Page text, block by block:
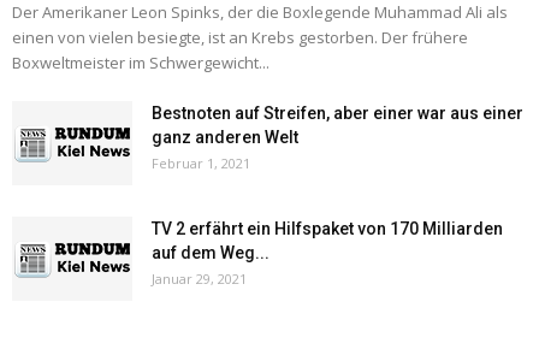
Der Amerikaner Leon Spinks, der die Boxlegende Muhammad Ali als
einen von vielen besiegte, ist an Krebs gestorben. Der frühere
Boxweltmeister im Schwergewicht...
Bestnoten auf Streifen, aber einer war aus einer
ganz anderen Welt
Februar 1, 2021
TV 2 erfährt ein Hilfspaket von 170 Milliarden
auf dem Weg...
Januar 29, 2021